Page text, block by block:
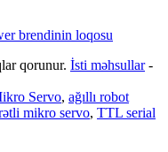
qorunur. İsti məhsullar-
Servo, ağıllı robot
mikro servo, TTL serial